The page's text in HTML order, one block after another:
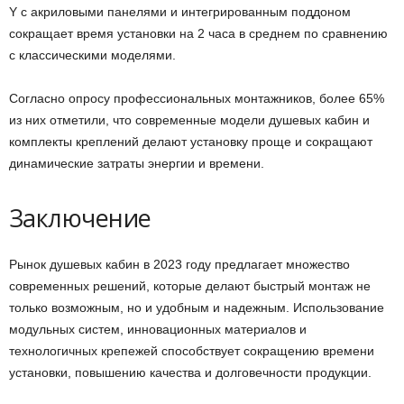
Y с акриловыми панелями и интегрированным поддоном
сокращает время установки на 2 часа в среднем по сравнению
с классическими моделями.
Согласно опросу профессиональных монтажников, более 65%
из них отметили, что современные модели душевых кабин и
комплекты креплений делают установку проще и сокращают
динамические затраты энергии и времени.
Заключение
Рынок душевых кабин в 2023 году предлагает множество
современных решений, которые делают быстрый монтаж не
только возможным, но и удобным и надежным. Использование
модульных систем, инновационных материалов и
технологичных крепежей способствует сокращению времени
установки, повышению качества и долговечности продукции.